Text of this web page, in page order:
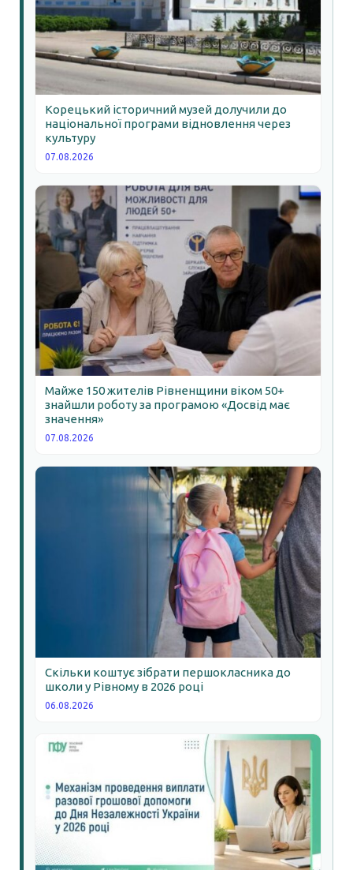
Корецький історичний музей долучили до
національної програми відновлення через
культуру
07.08.2026
Майже 150 жителів Рівненщини віком 50+
знайшли роботу за програмою «Досвід має
значення»
07.08.2026
Скільки коштує зібрати першокласника до
школи у Рівному в 2026 році
06.08.2026